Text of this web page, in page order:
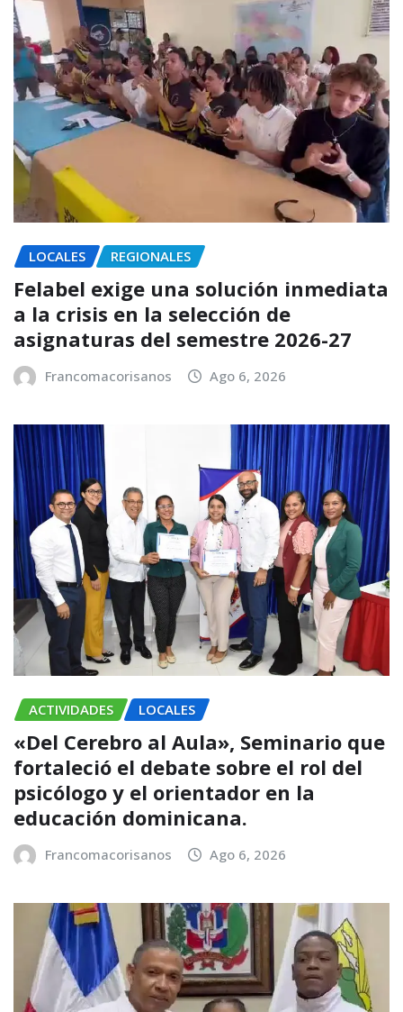
LOCALES REGIONALES
Felabel exige una solución inmediata
a la crisis en la selección de
asignaturas del semestre 2026-27
Francomacorisanos Ago 6, 2026
ACTIVIDADES LOCALES
«Del Cerebro al Aula», Seminario que
fortaleció el debate sobre el rol del
psicólogo y el orientador en la
educación dominicana.
Francomacorisanos Ago 6, 2026